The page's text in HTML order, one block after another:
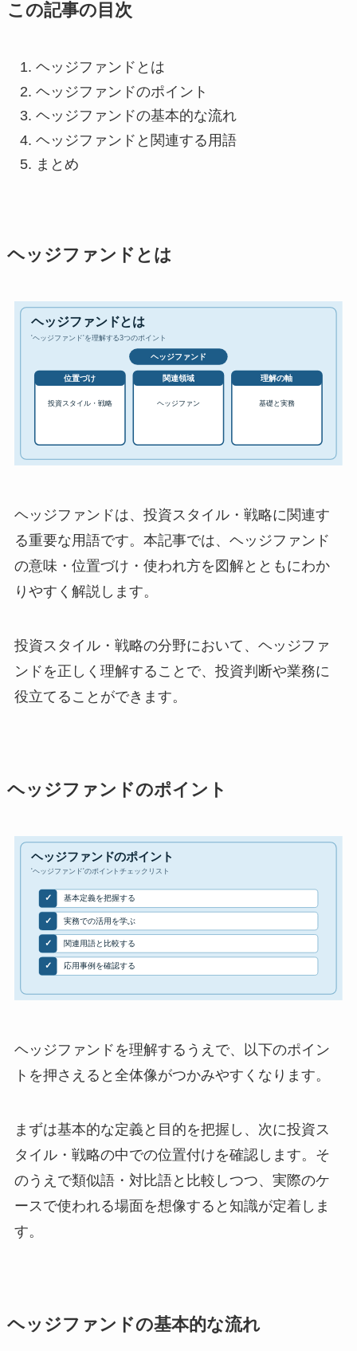
この記事の目次
ヘッジファンドとは
ヘッジファンドのポイント
ヘッジファンドの基本的な流れ
ヘッジファンドと関連する用語
まとめ
ヘッジファンドとは
ヘッジファンドは、投資スタイル・戦略に関連す
る重要な用語です。本記事では、ヘッジファンド
の意味・位置づけ・使われ方を図解とともにわか
りやすく解説します。
投資スタイル・戦略の分野において、ヘッジファ
ンドを正しく理解することで、投資判断や業務に
役立てることができます。
ヘッジファンドのポイント
ヘッジファンドを理解するうえで、以下のポイン
トを押さえると全体像がつかみやすくなります。
まずは基本的な定義と目的を把握し、次に投資ス
タイル・戦略の中での位置付けを確認します。そ
のうえで類似語・対比語と比較しつつ、実際のケ
ースで使われる場面を想像すると知識が定着しま
す。
ヘッジファンドの基本的な流れ